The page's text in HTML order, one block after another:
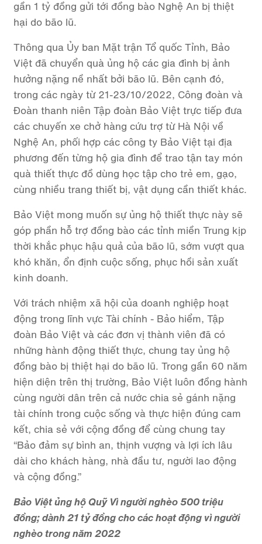
gần 1 tỷ đồng gửi tới đồng bào Nghệ An bị thiệt
hại do bão lũ.
Thông qua Ủy ban Mặt trận Tổ quốc Tỉnh, Bảo
Việt đã chuyển quà ủng hộ các gia đình bị ảnh
hưởng nặng nề nhất bởi bão lũ. Bên cạnh đó,
trong các ngày từ 21-23/10/2022, Công đoàn và
Đoàn thanh niên Tập đoàn Bảo Việt trực tiếp đưa
các chuyến xe chở hàng cứu trợ từ Hà Nội về
Nghệ An, phối hợp các công ty Bảo Việt tại địa
phương đến từng hộ gia đình để trao tận tay món
quà thiết thực đồ dùng học tập cho trẻ em, gạo,
cùng nhiều trang thiết bị, vật dụng cần thiết khác.
Bảo Việt mong muốn sự ủng hộ thiết thực này sẽ
góp phần hỗ trợ đồng bào các tỉnh miền Trung kịp
thời khắc phục hậu quả của bão lũ, sớm vượt qua
khó khăn, ổn định cuộc sống, phục hồi sản xuất
kinh doanh.
Với trách nhiệm xã hội của doanh nghiệp hoạt
động trong lĩnh vực Tài chính - Bảo hiểm, Tập
đoàn Bảo Việt và các đơn vị thành viên đã có
những hành động thiết thực, chung tay ủng hộ
đồng bào bị thiệt hại do bão lũ. Trong gần 60 năm
hiện diện trên thị trường, Bảo Việt luôn đồng hành
cùng người dân trên cả nước chia sẻ gánh nặng
tài chính trong cuộc sống và thực hiện đúng cam
kết, chia sẻ với cộng đồng để cùng chung tay
“Bảo đảm sự bình an, thịnh vượng và lợi ích lâu
dài cho khách hàng, nhà đầu tư, người lao động
và cộng đồng.”
Bảo Việt ủng hộ Quỹ Vì người nghèo 500 triệu
đồng; dành 21 tỷ đồng cho các hoạt động vì người
nghèo trong năm 2022